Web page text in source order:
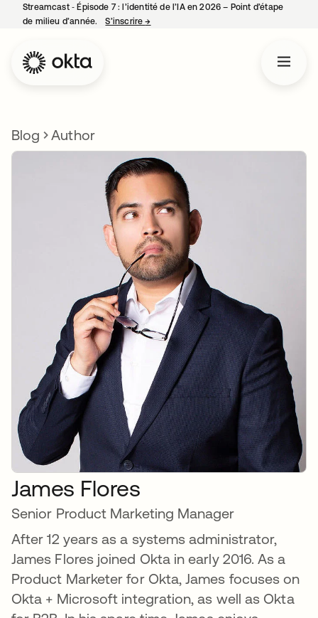
Streamcast ‑ Épisode 7 : l’identité de l’IA en 2026 – Point d’étape
de milieu d’année.
S’inscrire→
Blog Author
James Flores
Senior Product Marketing Manager
After 12 years as a systems administrator,
James Flores joined Okta in early 2016. As a
Product Marketer for Okta, James focuses on
Okta + Microsoft integration, as well as Okta